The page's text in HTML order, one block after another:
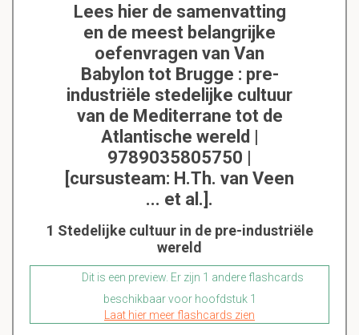
Lees hier de samenvatting
en de meest belangrijke
oefenvragen van Van
Babylon tot Brugge : pre-
industriële stedelijke cultuur
van de Mediterrane tot de
Atlantische wereld |
9789035805750 |
[cursusteam: H.Th. van Veen
... et al.].
1 Stedelijke cultuur in de pre-industriële
wereld
Dit is een preview. Er zijn 1 andere flashcards
beschikbaar voor hoofdstuk 1
Laat hier meer flashcards zien